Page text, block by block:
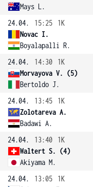
Mays L.
24.04.
15:25
1K
Novac I.
Boyalapalli R.
24.04.
14:30
1K
Morvayova V. (5)
Bertoldo J.
24.04.
13:45
1K
Zolotareva A.
Badawi A.
24.04.
13:40
1K
Waltert S. (4)
Akiyama M.
24.04.
13:05
1K